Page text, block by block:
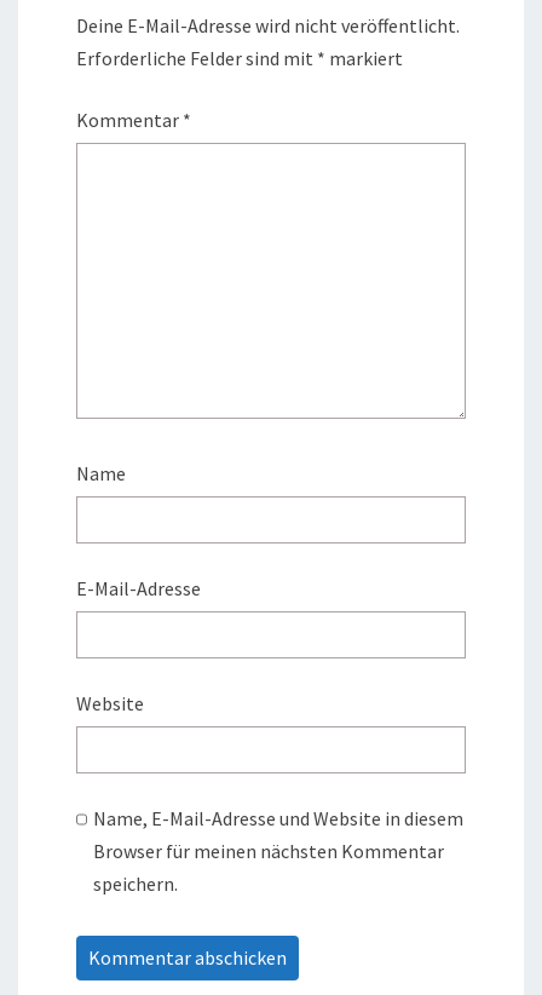
Deine E-Mail-Adresse wird nicht veröffentlicht.
Erforderliche Felder sind mit * markiert
Kommentar *
Name
E-Mail-Adresse
Website
Name, E-Mail-Adresse und Website in diesem
Browser für meinen nächsten Kommentar
speichern.